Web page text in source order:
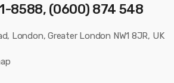
8588, (0600) 874 548
London, Greater London NW1 8JR, UK